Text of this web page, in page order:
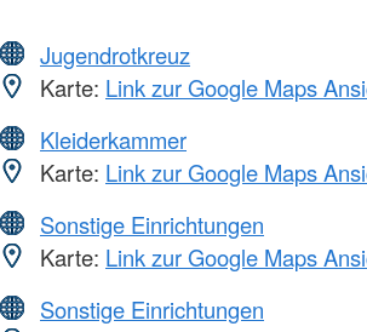
Jugendrotkreuz
Karte: Link zur Google Maps
Kleiderkammer
Karte: Link zur Google Maps
Sonstige Einrichtungen
Karte: Link zur Google Maps
Sonstige Einrichtungen